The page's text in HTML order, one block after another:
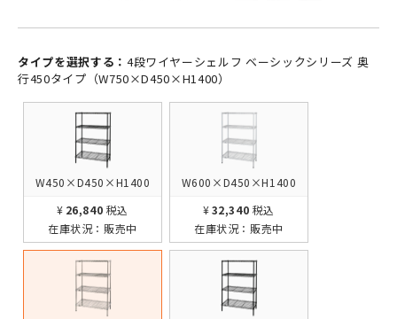
タイプを選択する： 4段ワイヤーシェルフ ベーシックシリーズ 奥
行450タイプ（W750×D450×H1400）
W450×D450×H1400
¥26,840 税込
在庫状況： 販売中
W600×D450×H1400
¥32,340 税込
在庫状況： 販売中